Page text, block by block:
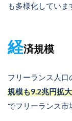
も多様化していま
経済規模
フリーランス人口
規模も9.2兆円拡
でフリーランス市